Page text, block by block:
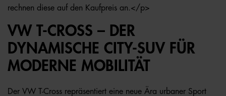
rechnen diese auf den Kaufpreis an.</p>
VW T-CROSS – DER
DYNAMISCHE CITY-SUV FÜR
MODERNE MOBILITÄT
Der VW T-Cross repräsentiert eine neue Ära urbaner Sport